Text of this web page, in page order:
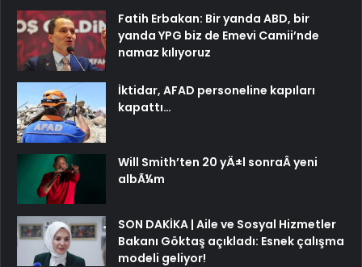
Fatih Erbakan: Bir yanda ABD, bir
yanda YPG biz de Emevi Camii’nde
namaz kılıyoruz
İktidar, AFAD personeline kapıları
kapattı…
Will Smith’ten 20 yÄ±l sonraÂ yeni
albÃ¼m
SON DAKİKA | Aile ve Sosyal Hizmetler
Bakanı Göktaş açıkladı: Esnek çalışma
modeli geliyor!